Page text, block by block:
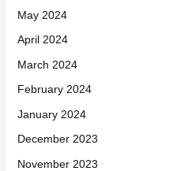
May 2024
April 2024
March 2024
February 2024
January 2024
December 2023
November 2023